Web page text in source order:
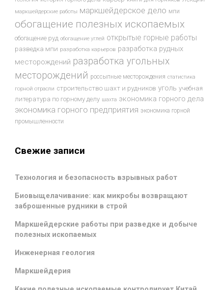
маркшейдерские работы маркшейдерское дело мпи
обогащение полезных ископаемых
обогащение руд обогащение углей открытые горные работы
разведка мпи разработка карьеров разработка рудных
месторождений разработка угольных
месторождений россыпные месторождения статистика
горной отрасли строительство шахт и рудников уголь учебная
литература по горному делу шахта экономика горного дела
экономика горного предприятия экономика горной
промышленности
Свежие записи
Технология и безопасность взрывных работ
Биовыщелачивание: как микробы возвращают
заброшенные рудники в строй
Маркшейдерские работы при разведке и добыче
полезных ископаемых
Инженерная геология
Маркшейдерия